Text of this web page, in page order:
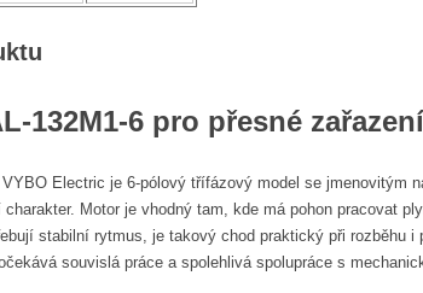
132M1-6 pro přesné
Electric je 6-pólový třífázový model se jmenovitým
Motor je vhodný tam, kde má pohon pracovat
stabilní rytmus, je takový chod praktický při rozběhu i
souvislá práce a spolehlivá spolupráce s